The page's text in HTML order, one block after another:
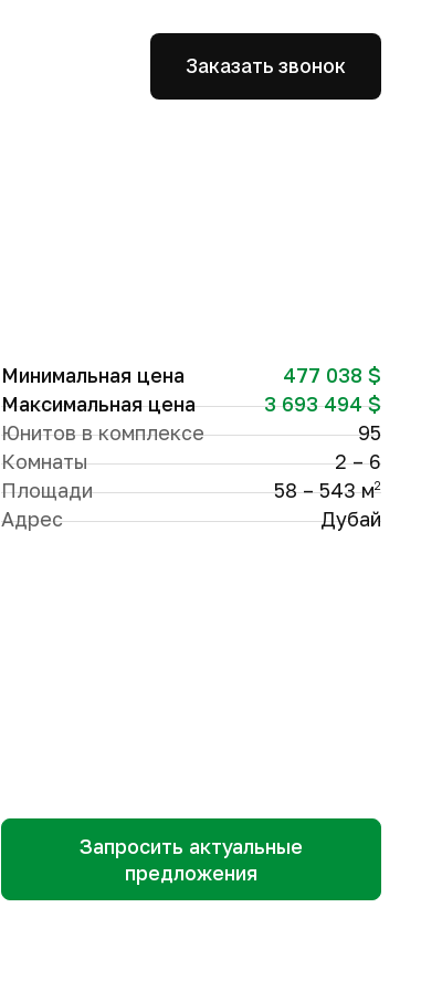
Заказать звонок
Минимальная цена
477 038 $
Максимальная цена
3 693 494 $
Юнитов в комплексе
95
Комнаты
2 – 6
Площади
58 – 543 м2
Адрес Дубай
Запросить актуальные
предложения